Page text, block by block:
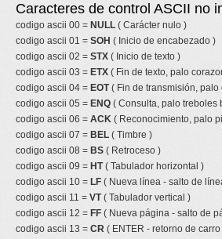
Caracteres de control ASCII no
codigo ascii 00 = NULL ( Carácter nulo )
codigo ascii 01 = SOH ( Inicio de encabezado )
codigo ascii 02 = STX ( Inicio de texto )
codigo ascii 03 = ETX ( Fin de texto, palo
codigo ascii 04 = EOT( Fin de transmisión, palo
codigo ascii 05 = ENQ ( Consulta, palo treboles
codigo ascii 06 = ACK ( Reconocimiento, palo
codigo ascii 07 = BEL ( Timbre )
codigo ascii 08 = BS ( Retroceso )
codigo ascii 09 = HT( Tabulador horizontal )
codigo ascii 10 = LF ( Nueva línea - salto de
codigo ascii 11 = VT( Tabulador vertical )
codigo ascii 12 = FF ( Nueva página - salto de
codigo ascii 13 = CR ( ENTER - retorno de carro